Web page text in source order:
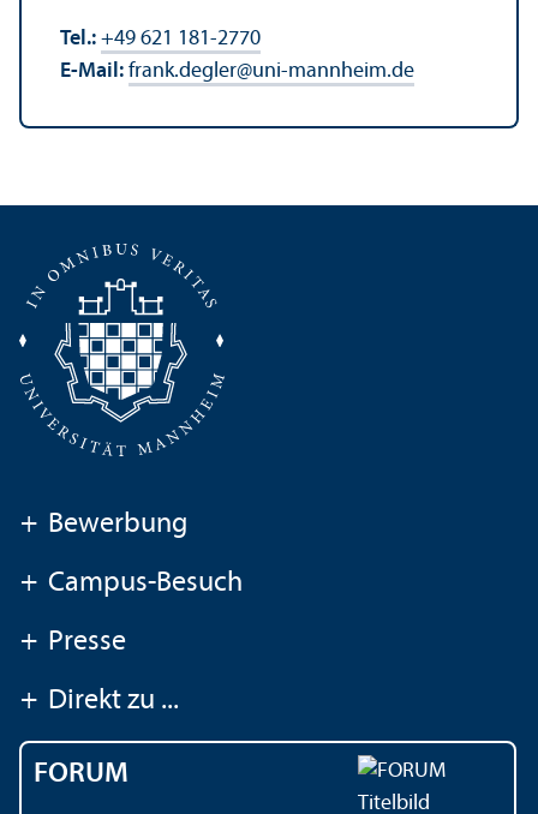
Tel.: +49 621 181-2770
E-Mail: frank.degler@uni-mannheim.de
+ Bewerbung
+ Campus-Besuch
+ Presse
+ Direkt zu ...
FORUM